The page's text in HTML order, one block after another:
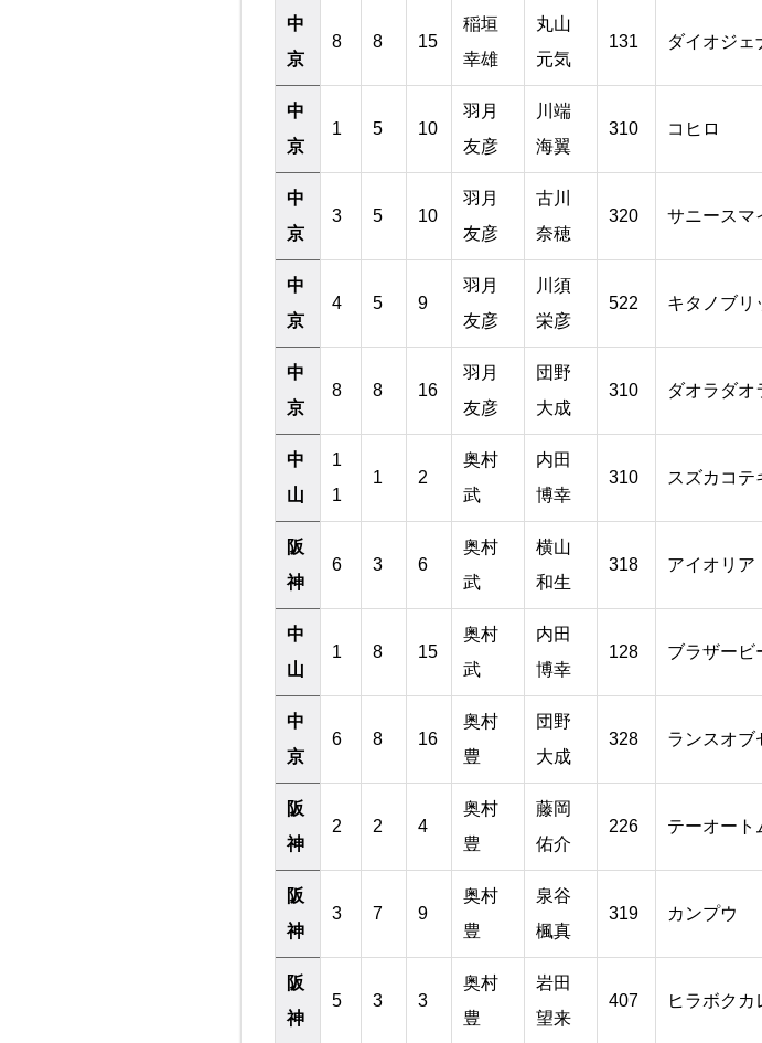
中
京
8 8 15
稲垣
幸雄
丸山
元気
131 ダイオジェ
中
京
1 5 10
羽月
友彦
川端
海翼
310 コヒロ
中
京
3 5 10
羽月
友彦
古川
奈穂
320 サニースマ
中
京
4 5 9
羽月
友彦
川須
栄彦
522 キタノブリ
中
京
8 8 16
羽月
友彦
団野
大成
310 ダオラダオ
中
山
1
1
1 2
奥村
武
内田
博幸
310 スズカコテ
阪
神
6 3 6
奥村
武
横山
和生
318 アイオリア
中
山
1 8 15
奥村
武
内田
博幸
128 ブラザービ
中
京
6 8 16
奥村
豊
団野
大成
328 ランスオブ
阪
神
2 2 4
奥村
豊
藤岡
佑介
226 テーオート
阪
神
3 7 9
奥村
豊
泉谷
楓真
319 カンプウ
阪
神
5 3 3
奥村
豊
岩田
望来
407 ヒラボクカ